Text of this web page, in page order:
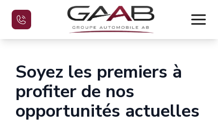
Accueil
Véhicules d'occasion
Soyez les premiers à
profiter de nos
opportunités actuelles